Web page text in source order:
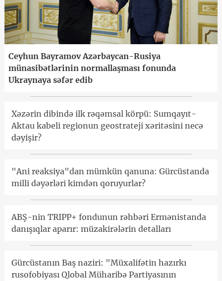
Ceyhun Bayramov Azərbaycan-Rusiya
münasibətlərinin normallaşması fonunda
Ukraynaya səfər edib
Xəzərin dibində ilk rəqəmsal körpü: Sumqayıt-
Aktau kabeli regionun geostrateji xəritəsini necə
dəyişir?
"Ani reaksiya"dan mümkün qanuna: Gürcüstanda
milli dəyərləri kimdən qoruyurlar?
ABŞ-nin TRIPP+ fondunun rəhbəri Ermənistanda
danışıqlar aparır: müzakirələrin detalları
Gürcüstanın Baş naziri: "Müxalifətin hazırkı
rusofobiyası Qlobal Müharibə Partiyasının